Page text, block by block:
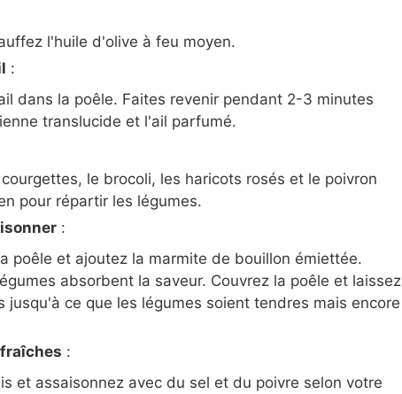
l'huile d'olive à feu moyen.
:
dans la poêle. Faites revenir pendant 2-3 minutes
translucide et l'ail parfumé.
le brocoli, les haricots rosés et le poivron
pour répartir les légumes.
:
poêle et ajoutez la marmite de bouillon émiettée.
absorbent la saveur. Couvrez la poêle et laissez
jusqu'à ce que les légumes soient tendres mais encore
:
et assaisonnez avec du sel et du poivre selon votre